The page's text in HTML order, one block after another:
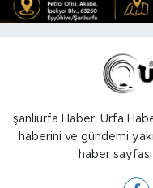
şanlıurfa Haber, Urfa
haberini ve gündemi
haber